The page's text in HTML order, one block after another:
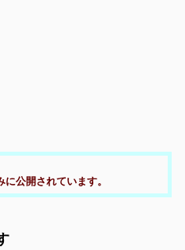
公開されています。